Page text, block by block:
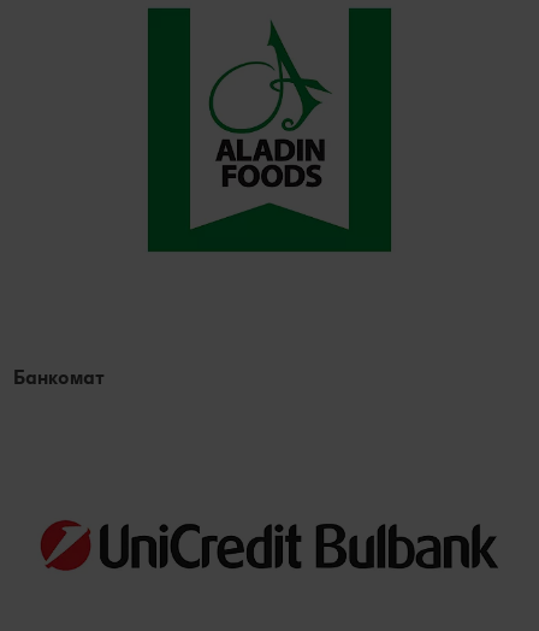
Банкомат